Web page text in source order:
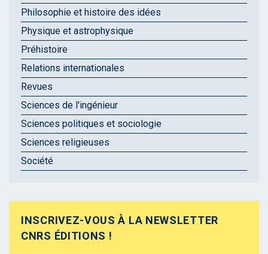
Philosophie et histoire des idées
Physique et astrophysique
Préhistoire
Relations internationales
Revues
Sciences de l'ingénieur
Sciences politiques et sociologie
Sciences religieuses
Société
INSCRIVEZ-VOUS À LA NEWSLETTER
CNRS ÉDITIONS !